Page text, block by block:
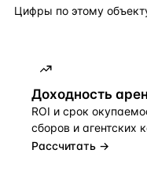
Цифры по этому
Доходность
ROI и срок
сборов и агентских
Рассчитать →